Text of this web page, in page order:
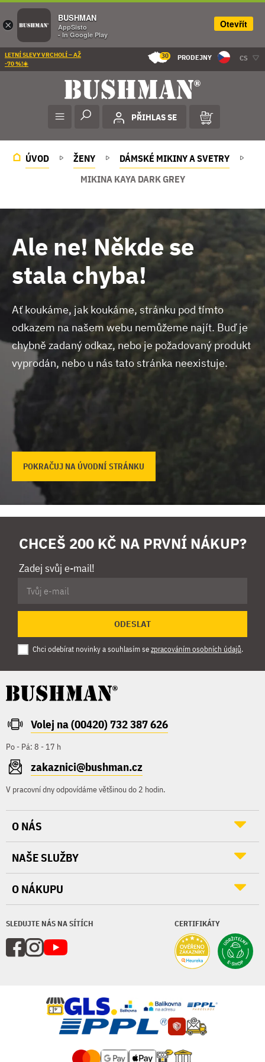
LETNÍ SLEVY VRCHOLÍ – AŽ
-70 %!☀️
30 PRODEJNY CS
PŘIHLAS SE
ÚVOD ŽENY
DÁMSKÉ MIKINY A SVETRY
MIKINA KAYA DARK GREY
Ale ne! Někde se
stala chyba!
Ať koukáme, jak koukáme, stránku pod tímto
odkazem na našem webu nemůžeme najít. Buď je
chybně zadaný odkaz, nebo je požadovaný produkt
vyprodán, nebo u nás tato stránka neexistuje.
POKRAČUJ NA ÚVODNÍ STRÁNKU
CHCEŠ 200 KČ NA PRVNÍ NÁKUP?
Zadej svůj e-mail!
ODESLAT
Chci odebírat novinky a souhlasím sezpracováním osobních údajů.
Volej na (00420) 732 387 626
Po - Pá: 8 - 17 h
zakaznici@bushman.cz
V pracovní dny odpovídáme většinou do 2 hodin.
SLEDUJTE NÁS NA SÍTÍCH CERTIFIKÁTY
O NÁS
NAŠE SLUŽBY
O NÁKUPU
×
BUSHMAN
AppSisto
- In Google Play
Otevřít